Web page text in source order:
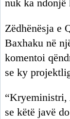
nuk ka ndonjë
Zëdhënësja e
Baxhaku në
komentoi
se ky
“Kryeministri,
se këtë javë